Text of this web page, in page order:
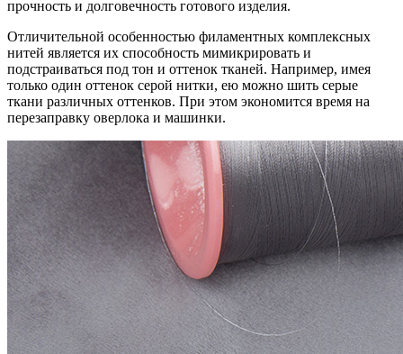
прочность и долговечность готового изделия.
Отличительной особенностью филаментных комплексных
нитей является их способность мимикрировать и
подстраиваться под тон и оттенок тканей. Например, имея
только один оттенок серой нитки, ею можно шить серые
ткани различных оттенков. При этом экономится время на
перезаправку оверлока и машинки.